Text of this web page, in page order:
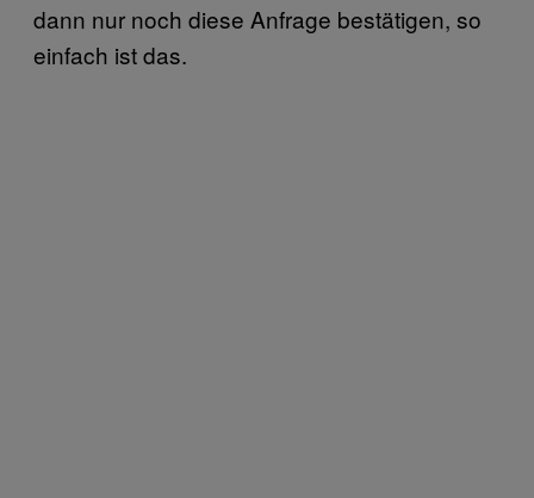
dann nur noch diese Anfrage bestätigen, so
einfach ist das.